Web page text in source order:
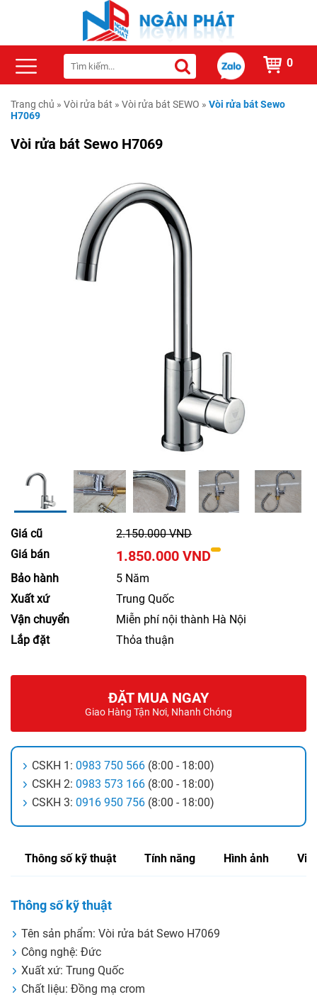
0
Trang chủ » Vòi rửa bát » Vòi rửa bát SEWO » Vòi rửa bát Sewo
H7069
Vòi rửa bát Sewo H7069
Giá cũ
2.150.000 VND
Giá bán
1.850.000 VND
Bảo hành
5 Năm
Xuất xứ
Trung Quốc
Vận chuyển
Miễn phí nội thành Hà Nội
Lắp đặt
Thỏa thuận
ĐẶT MUA NGAY
Giao Hàng Tận Nơi, Nhanh Chóng
CSKH 1: 0983 750 566 (8:00 - 18:00)
CSKH 2: 0983 573 166 (8:00 - 18:00)
CSKH 3: 0916 950 756 (8:00 - 18:00)
Thông số kỹ thuật Tính năng Hình ảnh
Thông số kỹ thuật
Tên sản phẩm: Vòi rửa bát Sewo H7069
Công nghệ: Đức
Xuất xứ: Trung Quốc
Chất liệu: Đồng mạ crom